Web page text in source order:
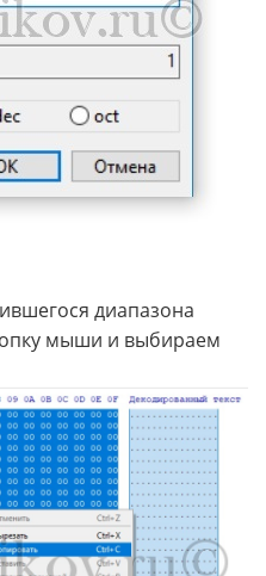
диапазона
мыши и выбираем